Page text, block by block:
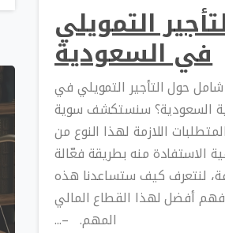
التمويلي
في السعودية
حول التأجير التمويلي في
السعودية؟ سنستكشف سوية
اللازمة لهذا النوع من
الاستفادة منه بطريقة فعّالة
لنتعرف كيف ستساعدنا هذه
أفضل لهذا القطاع المالي
المهم. –...